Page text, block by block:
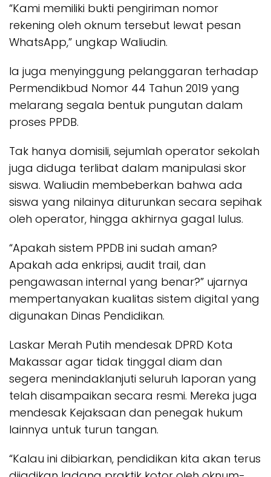
“Kami memiliki bukti pengiriman nomor
rekening oleh oknum tersebut lewat pesan
WhatsApp,” ungkap Waliudin.
Ia juga menyinggung pelanggaran terhadap
Permendikbud Nomor 44 Tahun 2019 yang
melarang segala bentuk pungutan dalam
proses PPDB.
Tak hanya domisili, sejumlah operator sekolah
juga diduga terlibat dalam manipulasi skor
siswa. Waliudin membeberkan bahwa ada
siswa yang nilainya diturunkan secara sepihak
oleh operator, hingga akhirnya gagal lulus.
“Apakah sistem PPDB ini sudah aman?
Apakah ada enkripsi, audit trail, dan
pengawasan internal yang benar?” ujarnya
mempertanyakan kualitas sistem digital yang
digunakan Dinas Pendidikan.
Laskar Merah Putih mendesak DPRD Kota
Makassar agar tidak tinggal diam dan
segera menindaklanjuti seluruh laporan yang
telah disampaikan secara resmi. Mereka juga
mendesak Kejaksaan dan penegak hukum
lainnya untuk turun tangan.
“Kalau ini dibiarkan, pendidikan kita akan terus